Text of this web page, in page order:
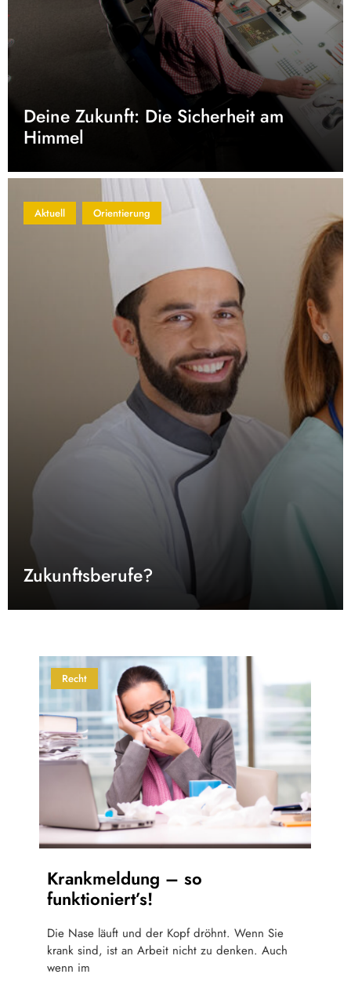
Deine Zukunft: Die Sicherheit am
Himmel
Aktuell Orientierung
Zukunftsberufe?
Recht
Krankmeldung – so
funktioniert’s!
Die Nase läuft und der Kopf dröhnt. Wenn Sie
krank sind, ist an Arbeit nicht zu denken. Auch
wenn im